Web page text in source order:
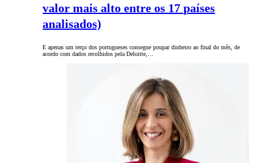
valor mais alto entre os 17 países
analisados)
E apenas um terço dos portugueses consegue poupar dinheiro ao final do mês, de
acordo com dados recolhidos pela Deloitte,…